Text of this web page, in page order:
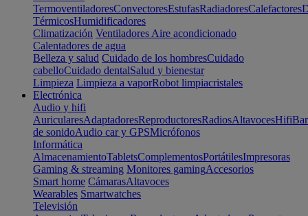
TermoventiladoresConvectoresEstufasRadiadoresCalefactores
TérmicosHumidificadores
Climatización Ventiladores Aire acondicionado
Calentadores de agua
Belleza y salud Cuidado de los hombresCuidado
cabelloCuidado dentalSalud y bienestar
Limpieza Limpieza a vaporRobot limpiacristales
Electrónica
Audio y hifi
AuricularesAdaptadoresReproductoresRadiosAltavocesHifi
de sonidoAudio car y GPSMicrófonos
Informática
AlmacenamientoTabletsComplementosPortátilesImpresoras
Gaming & streaming Monitores gamingAccesorios
Smart home CámarasAltavoces
Wearables Smartwatches
Televisión